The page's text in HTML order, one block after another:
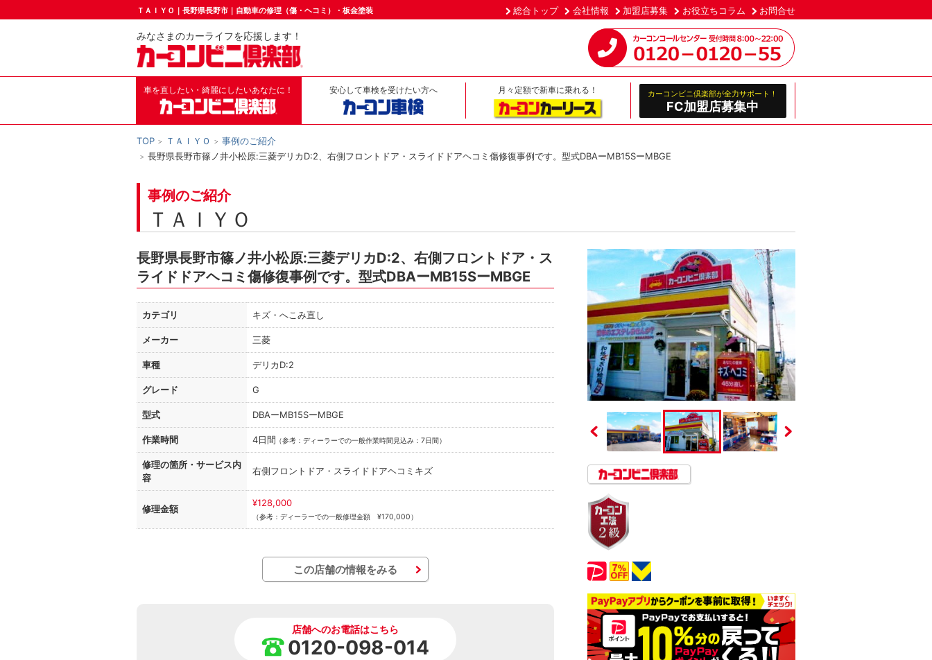
ＴＡＩＹＯ｜長野県長野市｜自動車の修理（傷・ヘコミ）・板金塗装 総合トップ 会社情報 加盟店募集 お役立ちコラム お問合せ
みなさまのカーライフを応援します！
車を直したい・綺麗にしたいあなたに！ 安心して車検を受けたい方へ 月々定額で新車に乗れる！ カーコンビニ倶楽部が全力サポート！
FC加盟店募集中
TOP ＴＡＩＹＯ
事例のご紹介
長野県長野市篠ノ井小松原:三菱デリカD:2、右側フロントドア・スライドドアヘコミ傷修復事例です。型式DBAーMB15SーMBGE
事例のご紹介
ＴＡＩＹＯ
長野県長野市篠ノ井小松原:三菱デリカD:2、右側フロントドア・ス
ライドドアヘコミ傷修復事例です。型式DBAーMB15SーMBGE
カテゴリ キズ・へこみ直し
メーカー 三菱
車種 デリカD:2
グレード G
型式 DBAーMB15SーMBGE
作業時間 4日間 （参考：ディーラーでの一般作業時間見込み：7日間）
修理の箇所・ サービス内
容
右側フロントドア・スライドドアヘコミキズ
修理金額
¥128,000
（参考：ディーラーでの一般修理金額 ¥170,000）
この店舗の情報をみる
店舗へのお電話はこちら
0120-098-014